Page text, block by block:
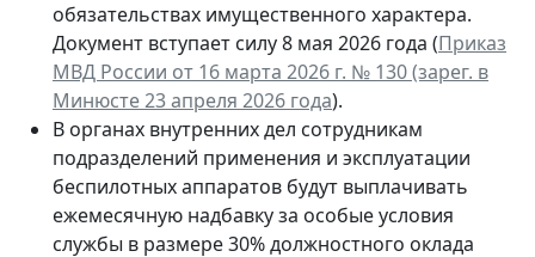
обязательствах имущественного характера.
Документ вступает силу 8 мая 2026 года (Приказ
МВД России от 16 марта 2026 г. № 130 (зарег. в
Минюсте 23 апреля 2026 года).
В органах внутренних дел сотрудникам
подразделений применения и эксплуатации
беспилотных аппаратов будут выплачивать
ежемесячную надбавку за особые условия
службы в размере 30% должностного оклада